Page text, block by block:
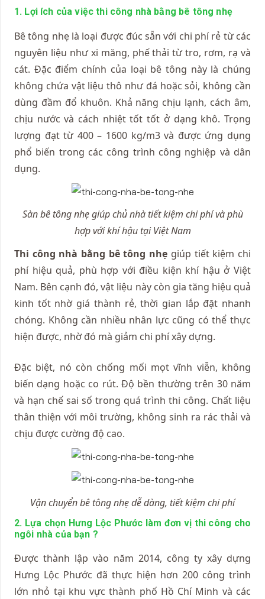
1. Lợi ích của việc thi công nhà bằng bê tông nhẹ
Bê tông nhẹ là loại được đúc sẵn với chi phí rẻ từ các
nguyên liệu như xi măng, phế thải từ tro, rơm, rạ và
cát. Đặc điểm chính của loại bê tông này là chúng
không chứa vật liệu thô như đá hoặc sỏi, không cần
dùng đầm đổ khuôn. Khả năng chịu lạnh, cách âm,
chịu nước và cách nhiệt tốt tốt ở dạng khô. Trọng
lượng đạt từ 400 – 1600 kg/m3 và được ứng dụng
phổ biến trong các công trình công nghiệp và dân
dụng.
Sàn bê tông nhẹ giúp chủ nhà tiết kiệm chi phí và phù
hợp với khí hậu tại Việt Nam
Thi công nhà bằng bê tông nhẹ giúp tiết kiệm chi
phí hiệu quả, phù hợp với điều kiện khí hậu ở Việt
Nam. Bên cạnh đó, vật liệu này còn gia tăng hiệu quả
kinh tốt nhờ giá thành rẻ, thời gian lắp đặt nhanh
chóng. Không cần nhiều nhân lực cũng có thể thực
hiện được, nhờ đó mà giảm chi phí xây dựng.
Đặc biệt, nó còn chống mối mọt vĩnh viễn, không
biến dạng hoặc co rút. Độ bền thường trên 30 năm
và hạn chế sai số trong quá trình thi công. Chất liệu
thân thiện với môi trường, không sinh ra rác thải và
chịu được cường độ cao.
Vận chuyển bê tông nhẹ dễ dàng, tiết kiệm chi phí
2. Lựa chọn Hưng Lộc Phước làm đơn vị thi công cho
ngôi nhà của bạn ?
Được thành lập vào năm 2014, công ty xây dựng
Hưng Lộc Phước đã thực hiện hơn 200 công trình
lớn nhỏ tại khu vực thành phố Hồ Chí Minh và các